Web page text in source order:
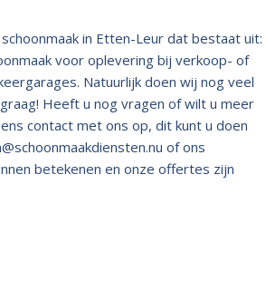
in Etten-Leur dat bestaat uit:
voor oplevering bij verkoop- of
Natuurlijk doen wij nog veel
Heeft u nog vragen of wilt u meer
contact met ons op, dit kunt u doen
of ons
betekenen en onze offertes zijn